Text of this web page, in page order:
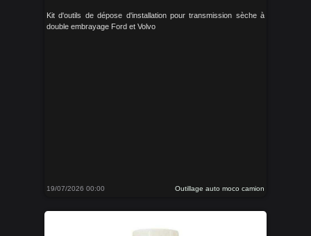
Kit d'outils de dépose d'installation pour transmission sèche à
double embrayage Ford et Volvo
19/07/2026 00:00 Outillage auto moco camion